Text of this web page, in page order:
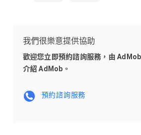
我們很樂意提供協助
歡迎您立即預約諮詢服務，由
介紹 AdMob。
預約諮詢服務